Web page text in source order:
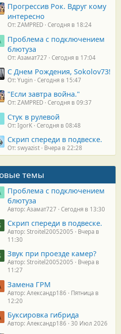
Прогрессив Рок. Вдруг кому
интересно
От: ZAMPRED Сегодня в 18:24
Проблема с подключением
блютуза
От: Азамат727 Сегодня в 17:04
С Днем Рождения, Sokolov73!
От: Yugin Сегодня в 15:47
"Если завтра война."
От: ZAMPRED Сегодня в 09:37
Стук в рулевой
От: IgorK Сегодня в 08:48
Скрип спереди в подвеске.
От: swyazist Вчера в 22:28
темы
Проблема с подключением
блютуза
Автор: Азамат727 Сегодня в 13:30
Скрип спереди в подвеске.
Автор: Stroitel20052005
Вчера в
11:30
Звук при проезде камер?
Автор: Stroitel20052005
Вчера в
11:27
Замена ГРМ
Автор: Александр186
Пятница в
12:20
Буксировка гибрида
Автор: Александр186 30 Июл 2026